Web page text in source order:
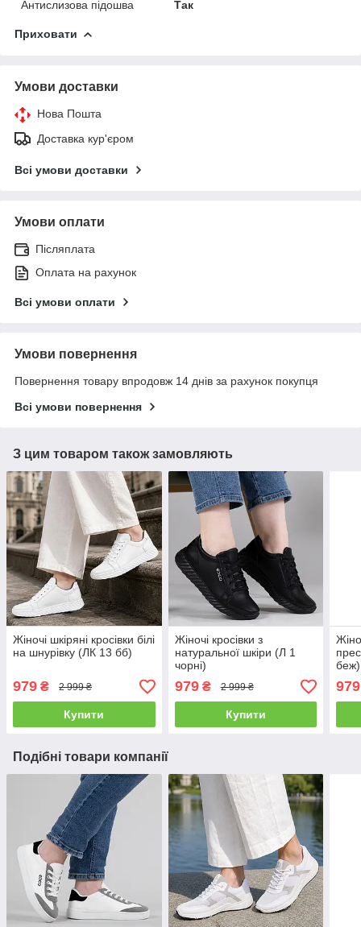
Антислизова підошва Так
Приховати
Умови доставки
Нова Пошта
Доставка кур'єром
Всі умови доставки
Умови оплати
Післяплата
Оплата на рахунок
Всі умови оплати
Умови повернення
Повернення товару впродовж 14 днів за рахунок покупця
Всі умови повернення
З цим товаром також замовляють
Жіночі шкіряні кросівки білі
на шнурівку (ЛК 13 бб)
979 ₴ 2 999 ₴
Купити
Жіночі кросівки з
натуральної шкіри (Л 1
чорні)
979₴ 2 999 ₴
Купити
беж)
979
Подібні товари компанії